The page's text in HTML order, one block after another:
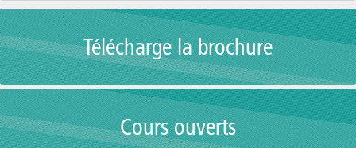
Télécharge la brochure
Cours ouverts